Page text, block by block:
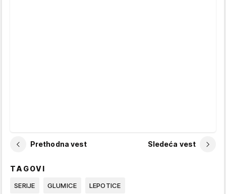
Prethodna vest Sledeća vest
TAGOVI
SERIJE GLUMICE LEPOTICE